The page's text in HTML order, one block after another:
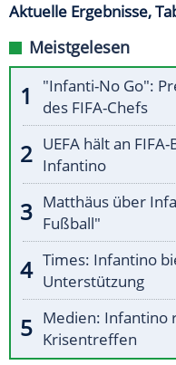
Aktuelle Ergebnisse,
Meistgelesen
"Infanti-No Go":
des FIFA-Chefs
UEFA hält an
Infantino
Matthäus über
Fußball"
Times: Infantino
Unterstützung
Medien: Infantino
Krisentreffen